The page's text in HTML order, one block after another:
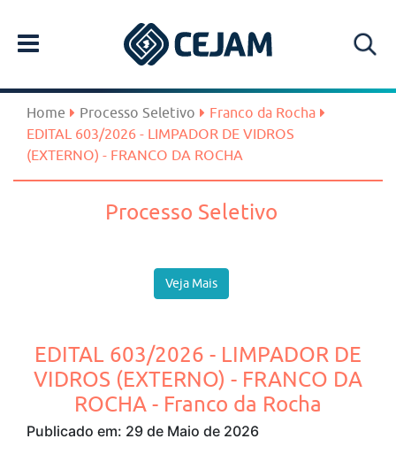
Home Processo Seletivo
Franco da Rocha
EDITAL 603/2026 - LIMPADOR DE VIDROS
(EXTERNO) - FRANCO DA ROCHA
Processo Seletivo
Veja Mais
EDITAL 603/2026 - LIMPADOR DE
VIDROS (EXTERNO) - FRANCO DA
ROCHA - Franco da Rocha
Publicado em: 29 de Maio de 2026